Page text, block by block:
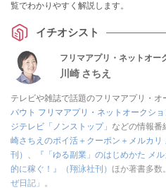
覧でわかりやすく解説します。
イチオシスト
フリマアプリ・ネットオー
川崎 さちえ
テレビや雑誌で話題のフリマアプリ・オ
バウト フリマアプリ・ネットオークシ
ジテレビ「ノンストップ」 などの情報番
崎さちえのポイ活＋クーポン＋メルカ
刊） 、
『「ゆる副業」のはじめかた メ
的に稼ぐ！』（翔泳社刊） ほか著書多数
ぜ日記」 。